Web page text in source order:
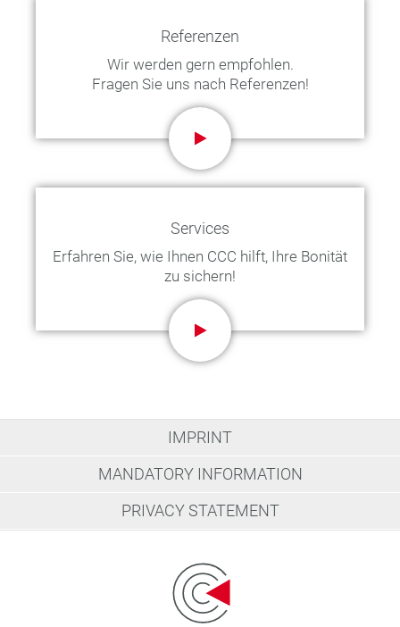
Referenzen
Wir werden gern empfohlen.
Fragen Sie uns nach Referenzen!
Services
Erfahren Sie, wie Ihnen CCC hilft, Ihre Bonität
zu sichern!
IMPRINT
MANDATORY INFORMATION
PRIVACY STATEMENT